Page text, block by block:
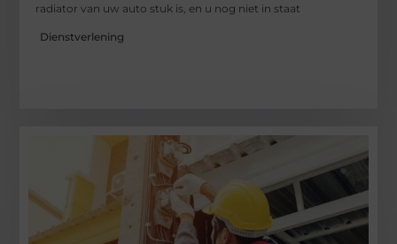
radiator van uw auto stuk is, en u nog niet in staat
Dienstverlening